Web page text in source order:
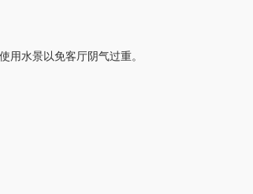
水景以免客厅阴气过重。